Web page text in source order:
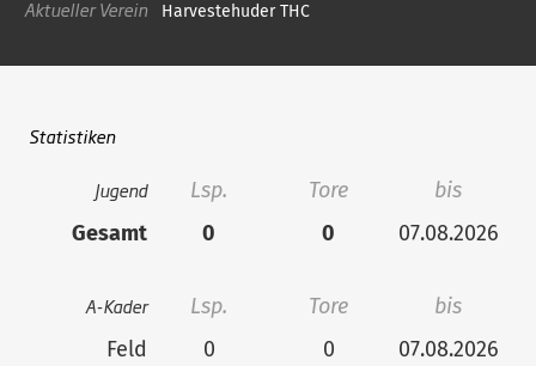
Aktueller Verein Harvestehuder THC
Statistiken
Jugend Lsp. Tore
bis
Gesamt
0 0 07.08.2026
A-Kader Lsp. Tore
bis
Feld
0 0
07.08.2026